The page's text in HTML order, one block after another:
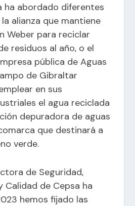
ha abordado diferentes
alianza que mantiene
Weber para reciclar
residuos al año, o el
pública de Aguas
de Gibraltar
en sus
el agua reciclada
depuradora de aguas
que destinará a
verde.
de Seguridad,
Calidad de Cepsa ha
hemos fijado las